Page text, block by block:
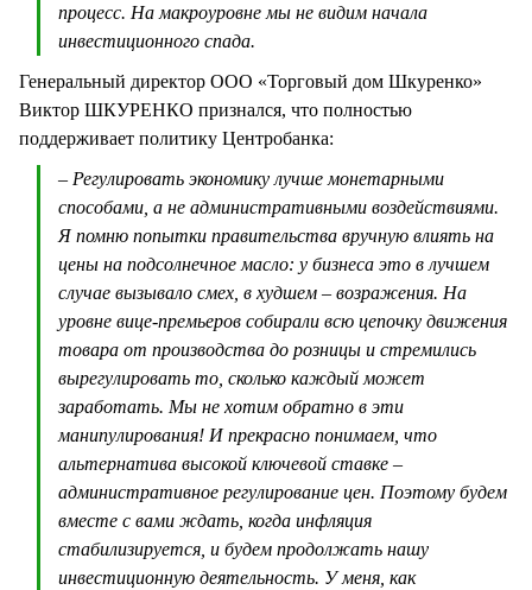
процесс. На макроуровне мы не видим начала
инвестиционного спада.
Генеральный директор ООО «Торговый дом Шкуренко»
Виктор ШКУРЕНКО признался, что полностью
поддерживает политику Центробанка:
– Регулировать экономику лучше монетарными
способами, а не административными воздействиями.
Я помню попытки правительства вручную влиять на
цены на подсолнечное масло: у бизнеса это в лучшем
случае вызывало смех, в худшем – возражения. На
уровне вице-премьеров собирали всю цепочку движения
товара от производства до розницы и стремились
вырегулировать то, сколько каждый может
заработать. Мы не хотим обратно в эти
манипулирования! И прекрасно понимаем, что
альтернатива высокой ключевой ставке –
административное регулирование цен. Поэтому будем
вместе с вами ждать, когда инфляция
стабилизируется, и будем продолжать нашу
инвестиционную деятельность. У меня, как